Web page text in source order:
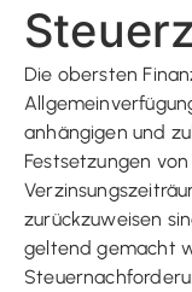
Die obersten
anhängigen und
Festsetzungen
zurückzuweisen
geltend gemacht